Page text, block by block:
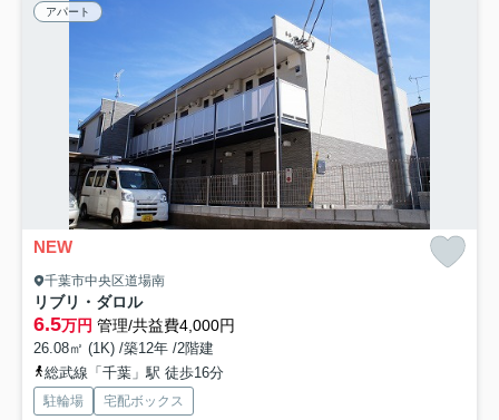
アパート
NEW
千葉市中央区道場南
リブリ・ダロル
6.5万円 管理/共益費4,000円
26.08㎡ (1K) /築12年 /2階建
総武線「千葉」駅 徒歩16分
駐輪場 宅配ボックス